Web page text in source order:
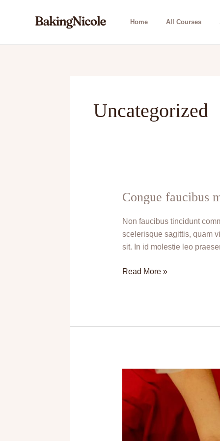
Home All Courses
Uncategorized
Congue faucibus
Non faucibus tincidunt
scelerisque sagittis, quam
sit. In id molestie leo
Congue
magna
in
Read More »
Sem
nec
bibendum
nec